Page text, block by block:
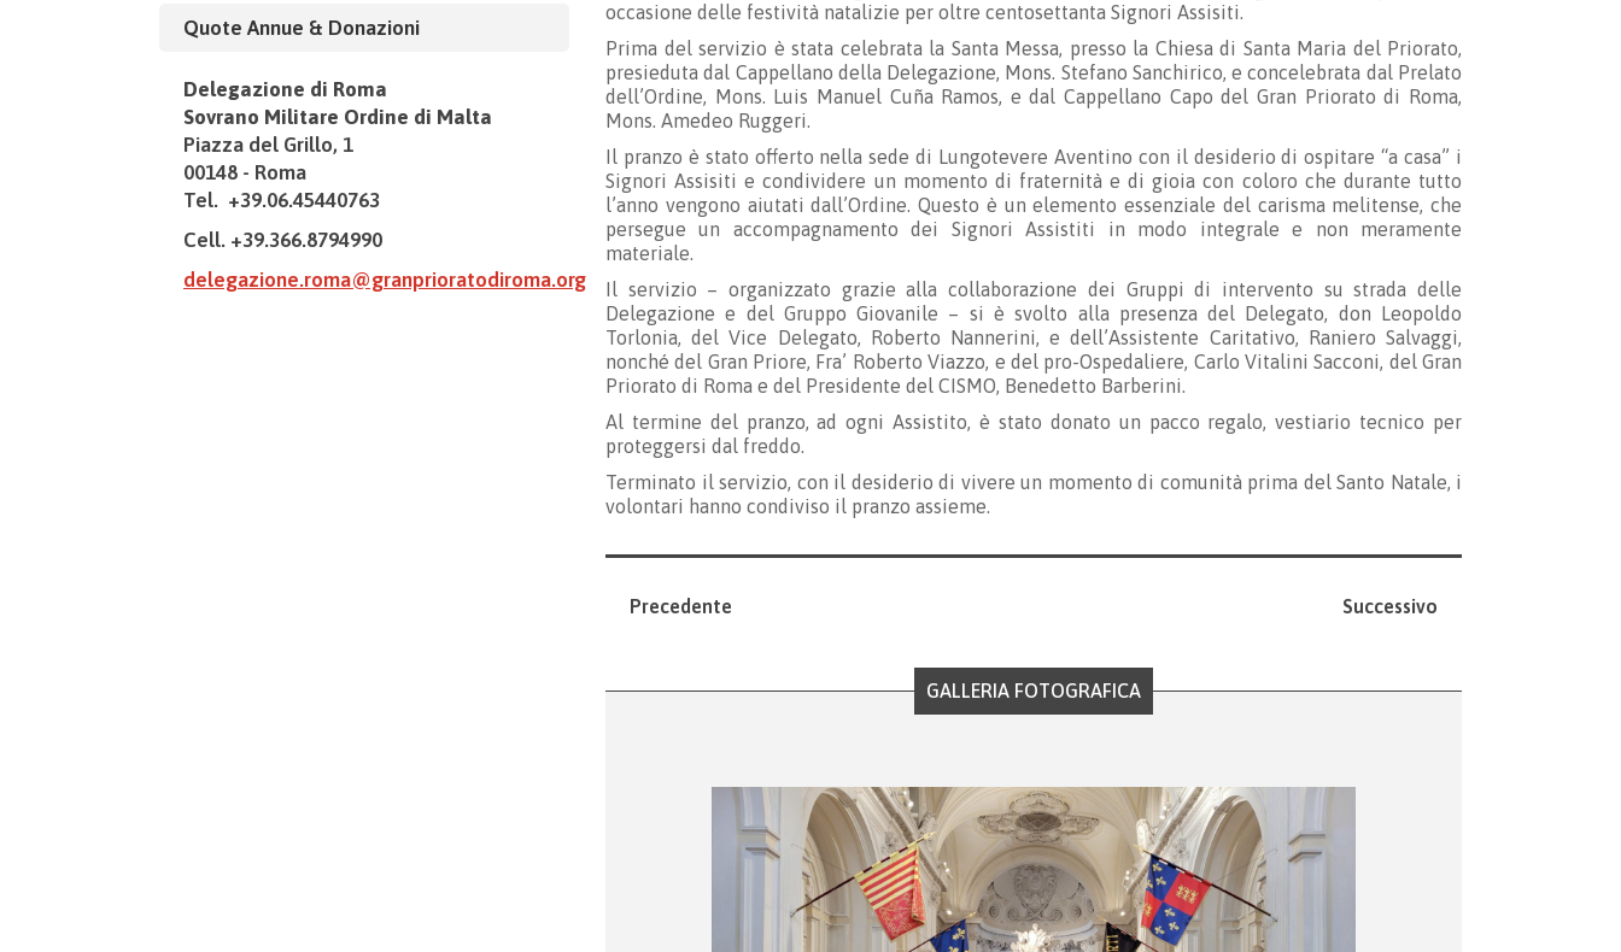
Quote Annue & Donazioni
Delegazione di Roma
Sovrano Militare Ordine di Malta
Piazza del Grillo, 1
00148 - Roma
Tel. +39.06.45440763
Cell. +39.366.8794990
delegazione.roma@granprioratodiroma.org
occasione delle festività natalizie per oltre centosettanta Signori Assisiti.
Prima del servizio è stata celebrata la Santa Messa, presso la Chiesa di Santa Maria del Priorato,
presieduta dal Cappellano della Delegazione, Mons. Stefano Sanchirico, e concelebrata dal Prelato
dell’Ordine, Mons. Luis Manuel Cuña Ramos, e dal Cappellano Capo del Gran Priorato di Roma,
Mons. Amedeo Ruggeri.
Il pranzo è stato offerto nella sede di Lungotevere Aventino con il desiderio di ospitare “a casa” i
Signori Assisiti e condividere un momento di fraternità e di gioia con coloro che durante tutto
l’anno vengono aiutati dall’Ordine. Questo è un elemento essenziale del carisma melitense, che
persegue un accompagnamento dei Signori Assistiti in modo integrale e non meramente
materiale.
Il servizio – organizzato grazie alla collaborazione dei Gruppi di intervento su strada delle
Delegazione e del Gruppo Giovanile – si è svolto alla presenza del Delegato, don Leopoldo
Torlonia, del Vice Delegato, Roberto Nannerini, e dell’Assistente Caritativo, Raniero Salvaggi,
nonché del Gran Priore, Fra’ Roberto Viazzo, e del pro-Ospedaliere, Carlo Vitalini Sacconi, del Gran
Priorato di Roma e del Presidente del CISMO, Benedetto Barberini.
Al termine del pranzo, ad ogni Assistito, è stato donato un pacco regalo, vestiario tecnico per
proteggersi dal freddo.
Terminato il servizio, con il desiderio di vivere un momento di comunità prima del Santo Natale, i
volontari hanno condiviso il pranzo assieme.
Precedente Successivo
GALLERIA FOTOGRAFICA